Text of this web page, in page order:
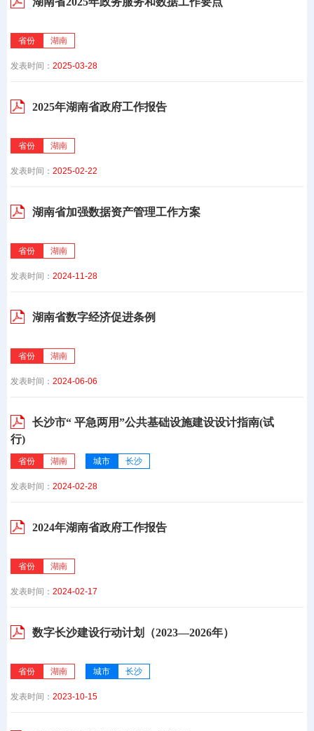
省份 湖南
发表时间： 2025-03-28
2025年湖南省政府工作报告
省份 湖南
发表时间： 2025-02-22
湖南省加强数据资产管理工作方案
省份 湖南
发表时间： 2024-11-28
湖南省数字经济促进条例
省份 湖南
发表时间： 2024-06-06
长沙市“ 平急两用”公共基础设施建设设计指南(试
行)
省份 湖南 城市 长沙
发表时间： 2024-02-28
2024年湖南省政府工作报告
省份 湖南
发表时间： 2024-02-17
数字长沙建设行动计划（2023—2026年）
省份 湖南 城市 长沙
发表时间： 2023-10-15